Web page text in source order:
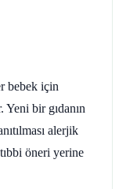
bebek için
bir gıdanın
alerjik
öneri yerine